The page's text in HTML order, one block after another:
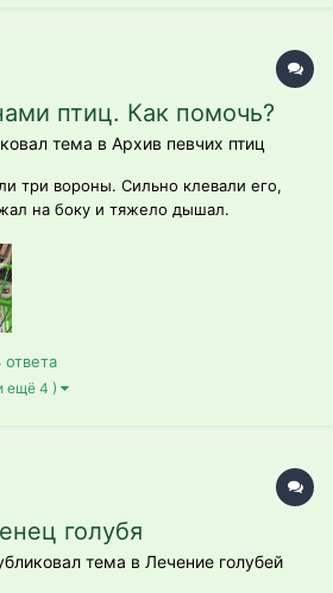
птиц. Как помочь?
тема в Архив певчих птиц
три вороны. Сильно клевали его,
на боку и тяжело дышал.
более-менее очухался, прыгает,
Но не ест, и вроде бы не пьет
ответа
ещё 4 )
голубя
тема в Лечение голубей